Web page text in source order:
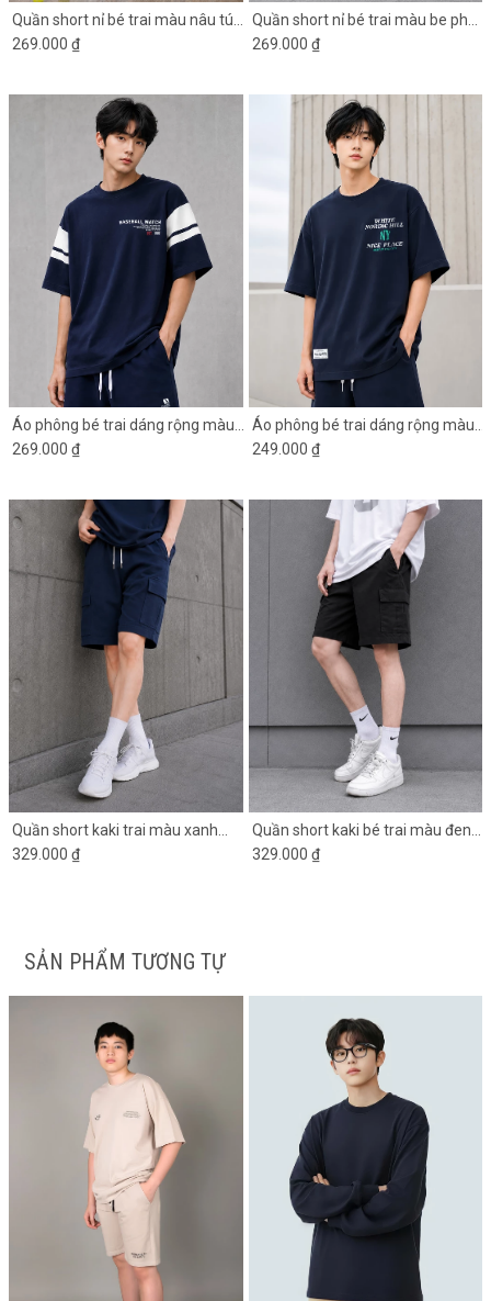
Quần short nỉ bé trai màu nâu túi
hộp
269.000 ₫
Quần short nỉ bé trai màu be phối
gấu đen
269.000 ₫
Áo phông bé trai dáng rộng màu
xanh đen phối tay trắng
269.000 ₫
Áo phông bé trai dáng rộng màu
xanh đen in chữ
249.000 ₫
Quần short kaki trai màu xanh
đen túi hộp
329.000 ₫
Quần short kaki bé trai màu đen
túi hộp 2 bên
329.000 ₫
SẢN PHẨM TƯƠNG TỰ